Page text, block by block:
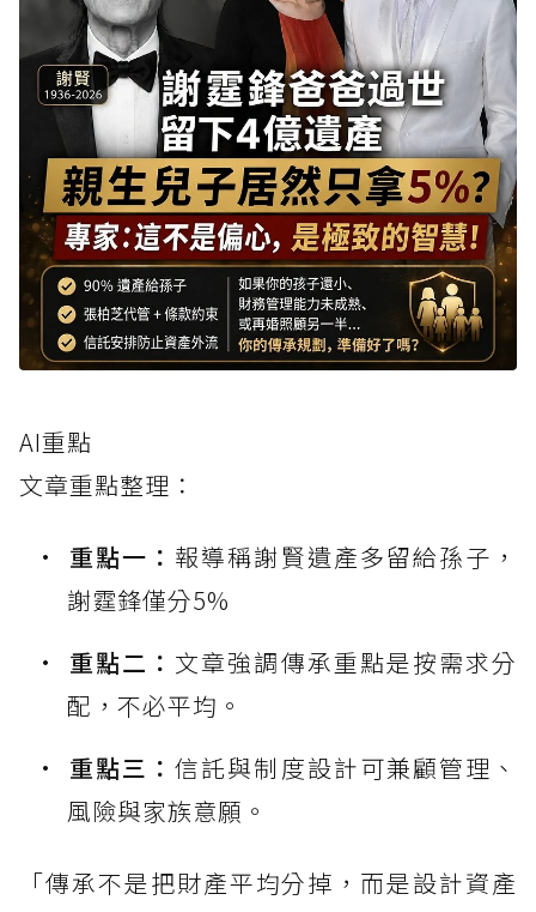
AI重點
文章重點整理：
重點一： 報導稱謝賢遺產多留給孫子，
謝霆鋒僅分5%
重點二： 文章強調傳承重點是按需求分
配，不必平均。
重點三：信託與制度設計可兼顧管理、
風險與家族意願。
「傳承不是把財產平均分掉，而是設計資產